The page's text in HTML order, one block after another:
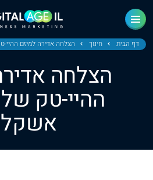
דף הבית חינוך הצלחה אדירה למיזם ההיי-
הצלחה
ההיי-טק של
ראשי
חדשות
מחוז צפון
מחוז חיפה
מחוז מרכז
מחוז דרום